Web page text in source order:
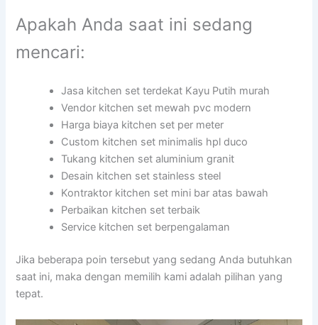
Apakah Anda saat ini sedang
mencari:
Jasa kitchen set terdekat Kayu Putih murah
Vendor kitchen set mewah pvc modern
Harga biaya kitchen set per meter
Custom kitchen set minimalis hpl duco
Tukang kitchen set aluminium granit
Desain kitchen set stainless steel
Kontraktor kitchen set mini bar atas bawah
Perbaikan kitchen set terbaik
Service kitchen set berpengalaman
Jika beberapa poin tersebut yang sedang Anda butuhkan
saat ini, maka dengan memilih kami adalah pilihan yang
tepat.